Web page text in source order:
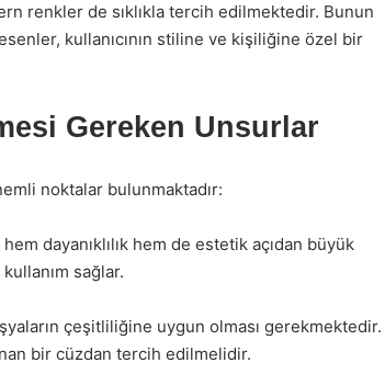
renkler de sıklıkla tercih edilmektedir. Bunun
kullanıcının stiline ve kişiliğine özel bir
Gereken Unsurlar
noktalar bulunmaktadır:
hem dayanıklılık hem de estetik açıdan büyük
sağlar.
çeşitliliğine uygun olması gerekmektedir.
bir cüzdan tercih edilmelidir.